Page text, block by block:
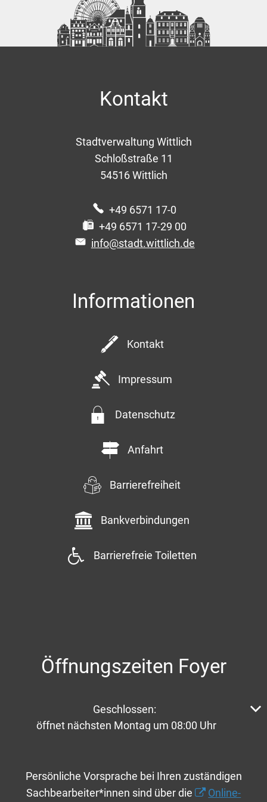
Kontakt
Stadtverwaltung Wittlich
Schloßstraße 11
54516 Wittlich
+49 6571 17-0
+49 6571 17-29 00
info@stadt.wittlich.de
Informationen
Kontakt
Impressum
Datenschutz
Anfahrt
Barrierefreiheit
Bankverbindungen
Barrierefreie Toiletten
Öffnungszeiten Foyer
Klicken, um weitere Öffnungs- oder Schließzeiten
Geschlossen:
öffnet nächsten Montag um 08:00 Uhr
Persönliche Vorsprache bei Ihren zuständigen
Sachbearbeiter*innen sind über die
Online-